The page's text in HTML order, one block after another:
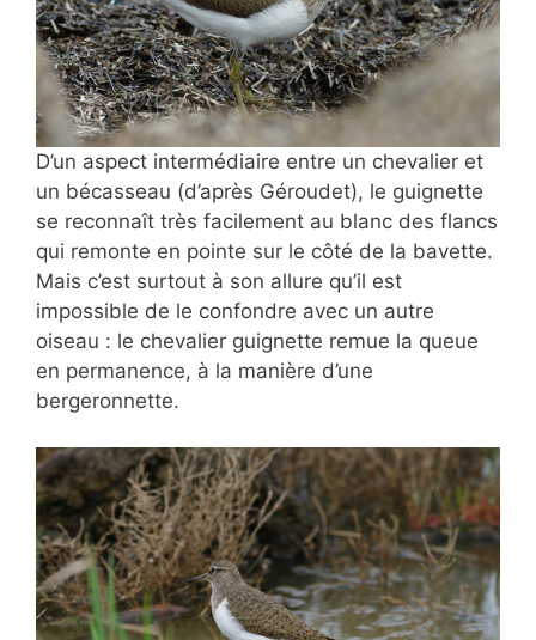
D’un aspect intermédiaire entre un chevalier et
un bécasseau (d’après Géroudet), le guignette
se reconnaît très facilement au blanc des flancs
qui remonte en pointe sur le côté de la bavette.
Mais c’est surtout à son allure qu’il est
impossible de le confondre avec un autre
oiseau : le chevalier guignette remue la queue
en permanence, à la manière d’une
bergeronnette.